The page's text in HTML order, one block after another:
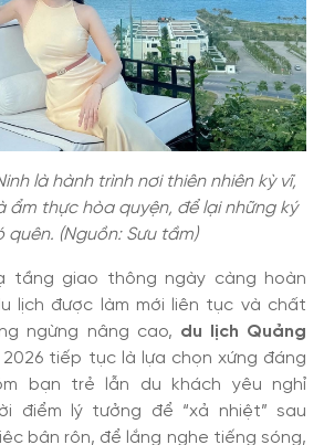
là hành trình nơi thiên nhiên kỳ vĩ,
ẩm thực hòa quyện, để lại những ký
quên. (Nguồn: Sưu tầm)
tầng giao thông ngày càng hoàn
lịch được làm mới liên tục và chất
ngừng nâng cao, du lịch Quảng
2026 tiếp tục là lựa chọn xứng đáng
bạn trẻ lẫn du khách yêu nghỉ
điểm lý tưởng để “xả nhiệt” sau
bận rộn, để lắng nghe tiếng sóng,